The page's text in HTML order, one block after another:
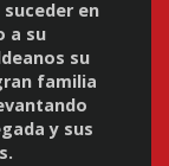
en
a su
su
familia
y sus